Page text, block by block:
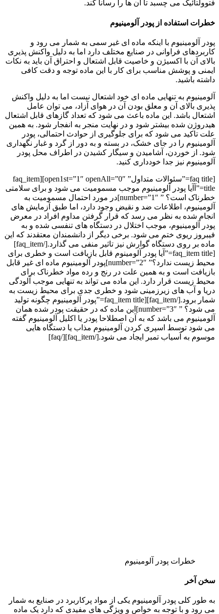
فتوولتائیک می چسبد تا آن ها را رسانا کند.
خطرات استفاده از پودر آلومینیوم
پودر آلومینیوم با اینکه ماده ای غیر سمی به شمار می رود و
کاربردهای فراوانی در صنایع مختلف دارد اما به دلیل واکنش پذیری
بالای آن با اکسیژن و خاصیت قابل اشتعال و احتراق آن باید به نکات
ایمنی و پوشش مناسب برای کار با این ماده توجه و دقت کافی
داشته باشید.
آلومینیوم به تنهایی ماده ای خود اشتعال نیست اما به دلیل واکنش
پذیری بالای آن و معلق بودن آن در هوای آزاد، می توان عامل
اشتعال باشد. این ماده باعث می شود که تعداد گازهای قابل اشتعال
هیدروژن شده بیشتر شود و در نهایت منجر به انفجار شود. به همین
علت تاکید می شود که برای جلوگیری از حوادث احتمالی، پودر
آلومینیوم را در جای خشک، در بسته و به دور از گرد و غبار نگهداری
شود. از خوردن، آشامیدن و سیگار کشیدن در اطراف محل پودر
آلومینیوم نیز جدا خودداری کنید.
[faq title=”سئوالات متداول” open1st=”1″ openAll=”0″][faq_item
title=”آآیا پودر آلومینیوم موجب مسمومیت می شود و برای سلامتی
خطرناک است؟ ” number=”1″]در مورد احتمال مسمومیت به
آلومینیوم، اطلاعات ضد و نقیض وجود دارد، اما طبق آزمایش های
انجام شده به نظر می رسد که قرار گرفتن مداوم افراد در معرض
پودر آلومینیوم، موجب اختلال در دستگاه های تنفسی شده و به
فیبروز ریوی ختم می شود. برخی دیگر از دانشمندان معتقدند که این
ماده بر روی دستگاه گوارش نیز تاثیر منفی می گذارد.[/faq_item]
[faq_item title=”آیا پودر آلومینوم قابل بازیافت است و خطری برای
محیط زیست ندارد؟” number=”2″]پودر آلومینیوم ماده ای غیر قابل
بازیافت است و به همین علت در رنج و رده مواد خطرناک برای
محیط زیست قرار دارد. این ماده می تواند به تنهایی موجب آلودگی
دریا و آب های زیرزمینی شود و خطری جدی برای محیط زیست به
شمار برود.[/faq_item][faq_item title=”پودر آلومینیوم چگونه تولید
می شود؟ ” number=”3″]این ماده که در حقیقت پودر شده همان
آلومینیوم می باشد که به آن اصطلاحا پودر یا اکلیل آلومینیوم گفته
می شود توسط اسپری کردن آلومینیوم مذاب یا دستگاه هایی
موسوم به آسیاب تمبر ایجاد می شود.[/faq_item][/faq]
خطرات پودر آلومینیوم
سخن آخر
به طور کلی پودر آلومینیوم یکی از مواد پرکاربرد در صنایع به شمار
می رود و با توجه به خواص و ویژگی های مفیدی که دارد یک ماده